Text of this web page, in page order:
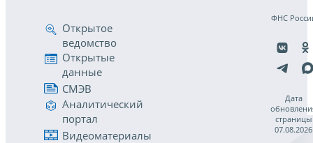
Открытое
ведомство
Открытые
данные
СМЭВ
Аналитический
портал
Видеоматериалы
ФНС
Дата
страницы
07.08.2026